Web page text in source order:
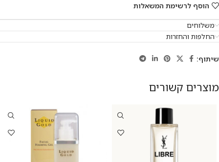
הוסף לרשימת המשאלות
משלוחים
החלפות והחזרות
שיתוף:
מוצרים קשורים